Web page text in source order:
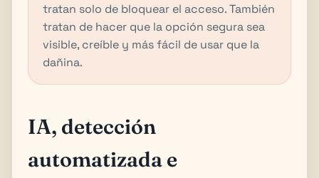
tratan solo de bloquear el acceso. También
tratan de hacer que la opción segura sea
visible, creíble y más fácil de usar que la
dañina.
IA, detección
automatizada e